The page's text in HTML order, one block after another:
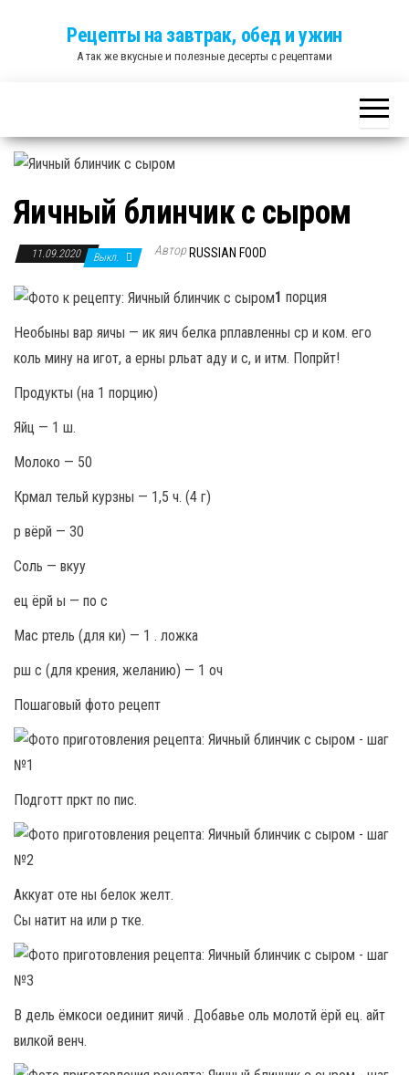
Рецепты на завтрак, обед и ужин
А так же вкусные и полезные десерты с рецептами
Яичный блинчик с сыром
11.09.2020 Выкл. Автор RUSSIAN FOOD
1 порция
Необыны вар яичы — ик яич белка рплавленны ср и ком. его
коль мину на игот, а ерны рльат аду и с, и итм. Попрйт!
Продукты (на 1 порцию)
Яйц — 1 ш.
Молоко — 50
Крмал тельй курзны — 1,5 ч. (4 г)
р вёрй — 30
Соль — вкуу
ец ёрй ы — по с
Мас ртель (для ки) — 1 . ложка
рш с (для крения, желанию) — 1 оч
Пошаговый фото рецепт
Подготт пркт по пис.
Аккуат оте ны белок желт.
Сы натит на или р тке.
В дель ёмкоси оединит яичй . Добавье оль молотй ёрй ец. айт
вилкой венч.